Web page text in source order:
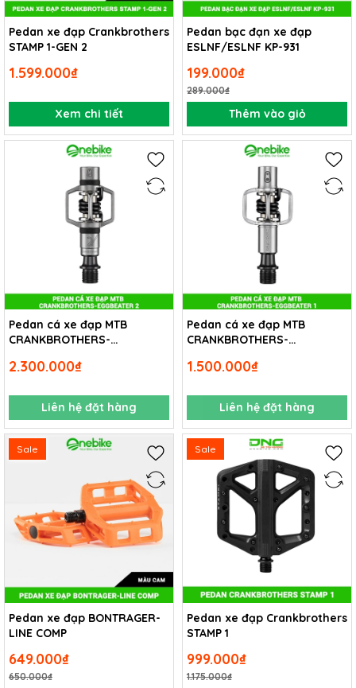
Pedan xe đạp Crankbrothers
STAMP 1-GEN 2
1.599.000₫
Xem chi tiết
Pedan bạc đạn xe đạp
ESLNF/ESLNF KP-931
199.000₫
289.000₫
Thêm vào giỏ
Pedan cá xe đạp MTB
CRANKBROTHERS-
2.300.000₫
Liên hệ đặt hàng
Pedan cá xe đạp MTB
CRANKBROTHERS-
1.500.000₫
Liên hệ đặt hàng
Sale
Pedan xe đạp BONTRAGER-
LINE COMP
649.000₫
650.000₫
Sale
Pedan xe đạp Crankbrothers
STAMP 1
999.000₫
1.175.000₫